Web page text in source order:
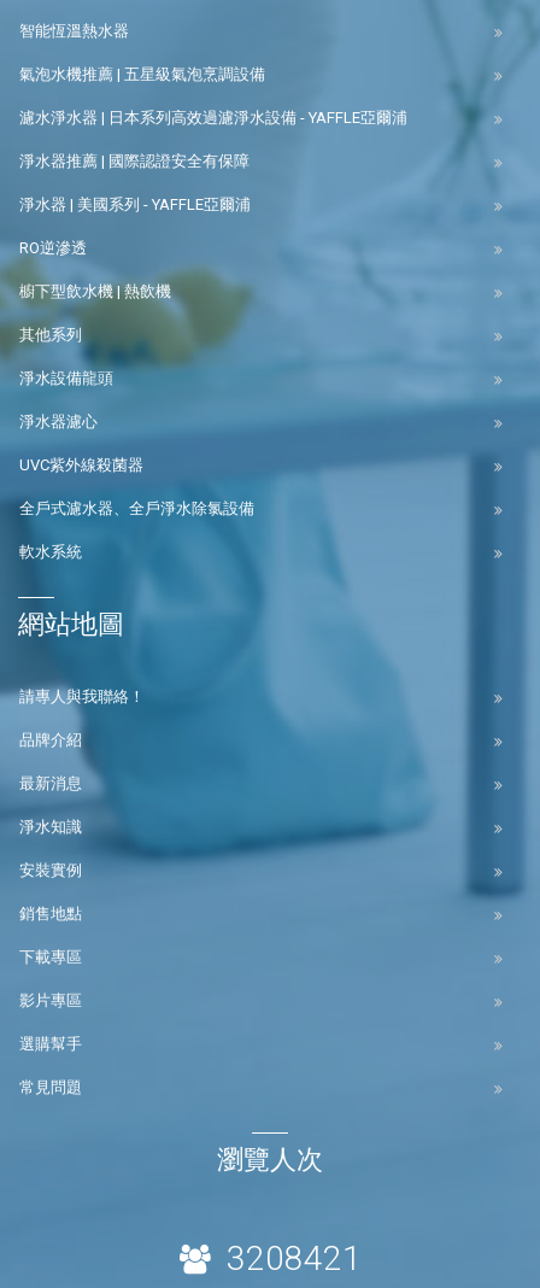
智能恆溫熱水器
氣泡水機推薦 | 五星級氣泡烹調設備
濾水淨水器 | 日本系列高效過濾淨水設備 - YAFFLE亞爾浦
淨水器推薦 | 國際認證安全有保障
淨水器 | 美國系列 - YAFFLE亞爾浦
RO逆滲透
櫥下型飲水機 | 熱飲機
其他系列
淨水設備龍頭
淨水器濾心
UVC紫外線殺菌器
全戶式濾水器、全戶淨水除氯設備
軟水系統
網站地圖
請專人與我聯絡！
品牌介紹
最新消息
淨水知識
安裝實例
銷售地點
下載專區
影片專區
選購幫手
常見問題
瀏覽人次
3208421